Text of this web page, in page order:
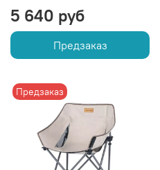
5 640 руб
Предзаказ
Предзаказ